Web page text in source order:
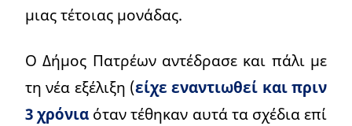
μιας τέτοιας μονάδας.
Ο Δήμος Πατρέων αντέδρασε και πάλι με
τη νέα εξέλιξη (είχε εναντιωθεί και πριν
3 χρόνια όταν τέθηκαν αυτά τα σχέδια επί